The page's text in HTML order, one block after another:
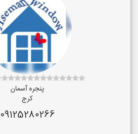
پنجره آسمان
کرج
09125280266